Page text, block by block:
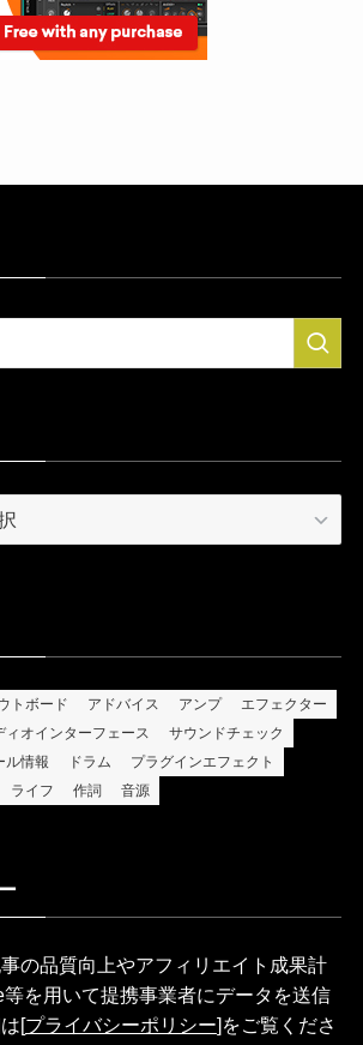
トボード アドバイス アンプ
エフェクター
ィオインターフェース
サウンドチェック
ル情報 ドラム
プラグインエフェクト
ライフ 作詞 音源
の品質向上やアフィリエイト成果計
を用いて提携事業者にデータを送信
[プライバシーポリシー]をご覧くださ